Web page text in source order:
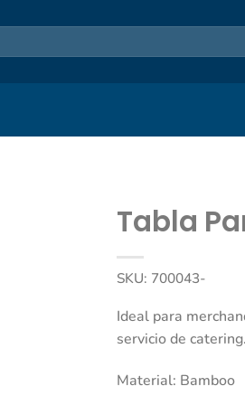
Tabla
SKU: 700043-
Ideal para
servicio de catering.
Material: Bamboo